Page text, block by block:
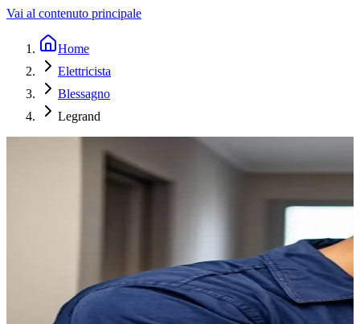
Vai al contenuto principale
Home
Elettricista
Blessagno
Legrand